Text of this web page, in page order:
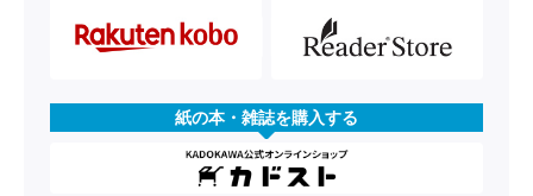
紙の本・雑誌を購入する